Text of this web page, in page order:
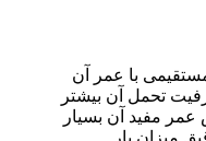
با عمر آن
تحمل آن بیشتر
مفید آن بسیار
میزان بار